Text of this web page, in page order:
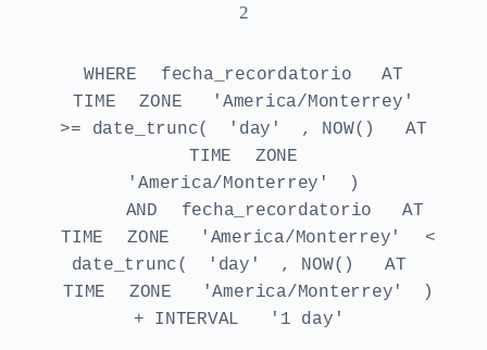
2
WHERE fecha_recordatorio
AT
TIME
ZONE
'America/Monterrey'
>= date_trunc(
'day' , NOW()
AT
TIME
ZONE
'America/Monterrey'
)
AND
fecha_recordatorio
AT
TIME
ZONE 'America/Monterrey'
<
date_trunc(
'day' , NOW()
AT
TIME
ZONE 'America/Monterrey'
)
+ INTERVAL
'1 day'